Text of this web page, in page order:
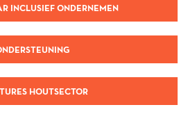
INCLUSIEF ONDERNEMEN
HOUTSECTOR